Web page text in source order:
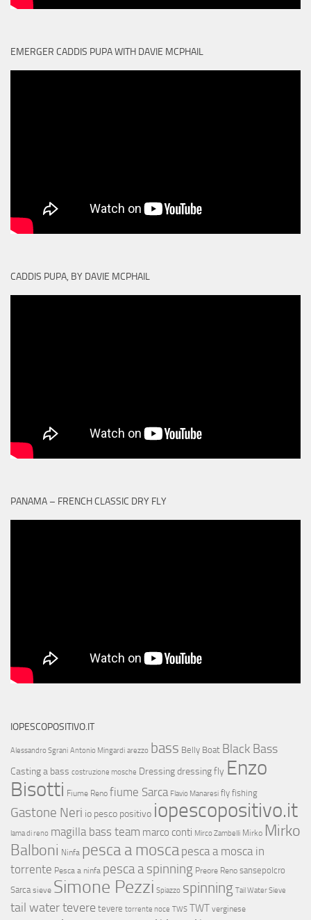
EMERGER CADDIS PUPA WITH DAVIE MCPHAIL
CADDIS PUPA, BY DAVIE MCPHAIL
PANAMA – FRENCH CLASSIC DRY FLY
IOPESCOPOSITIVO.IT
Alessandro Sgrani Antonio Mingardi arezzo bass Belly Boat Black Bass
Casting a bass costruzione mosche Dressingdressing fly Enzo
Bisotti Fiume Reno fiume Sarca Flavio Manaresi fly fishing
Gastone Neri io pesco positivo iopescopositivo.it
lama di reno magilla bass team marco conti Mirco Zambelli Mirko Mirko
Balboni Ninfa pesca a mosca pesca a mosca in
torrente Pesca a ninfa pesca a spinning Preore Reno sansepolcro
Sarca sieve Simone Pezzi Spiazzo spinning Tail Water Sieve
tail water tevere tevere torrente noce TWS TWT verginese